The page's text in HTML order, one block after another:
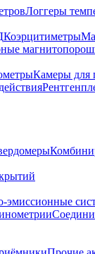
Логгеры
Коэрцитиметры
Камеры для
эмиссионные